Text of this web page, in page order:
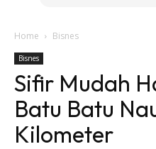
Home Bisnes
Bisnes
Sifir Mudah
Batu Batu
Kilometer